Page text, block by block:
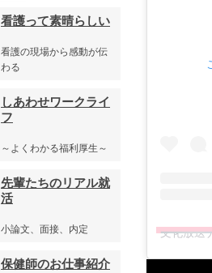
看護って素晴らしい
看護の現場から感動が伝
わる
しあわせワークライ
フ
～よくわかる福利厚生～
先輩たちのリアル就
活
小論文、面接、内定
保健師のお仕事紹介